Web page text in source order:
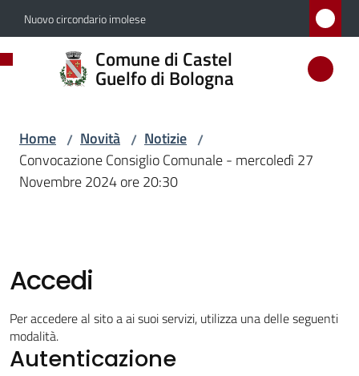
Vai al contenuto
Vai alla navigazione
Vai al footer
Nuovo circondario imolese
Comune di Castel
Guelfo di Bologna
Comune
di
di
Bologna
Novità
Menu selezionato
Servizi
Home / Novità / Notizie /
Convocazione Consiglio Comunale - mercoledì 27
Novembre 2024 ore 20:30
Accedi
Per accedere al sito a ai suoi servizi, utilizza una delle seguenti
modalità.
Autenticazione